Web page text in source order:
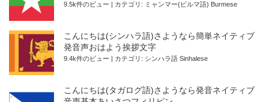
9.5k件のビュー カテゴリ: ミャンマー(ビルマ語) Burmese
こんにちは(シンハラ語)さようなら簡単ネイティブ
発音声おはよう挨拶文字
9.4k件のビュー カテゴリ: シンハラ語 Sinhalese
こんにちは(タガログ語)さようなら発音ネイティブ